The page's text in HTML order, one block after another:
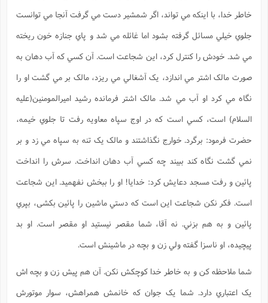
خاطر خدا، با اينکه مي تواند، اگر شمشير دست مي گرفت آنجا مي توانست
جلوي خيلي مسائل گرفته بشود اما غائله مي شد و پاي جنازه خون ريخته
مي شد. خودش را کنترل کرد، اين شجاعت است. آن کسي که آب دهان به
صورت مالک اشتر مي اندازد، يک آشغالي مي ريزد، مالک بر مي گشت او را
نگاه مي کرد او آب مي شد. مالک اشتر فرمانده رشيد اميرالمومنين(علیه
السلام) است، کسي است که در اوج سپاه معاويه رفت تا جلوي خيمه،
حضرت فرمود: برگرد. خوارج نگذاشتند و مالک يک تنه به سپاه مي زد و بر
نمي گشت نگاه کند ببيند چه کسي آب دهان انداخت. سرش را انداخت
پائين و رفت مسجد دعايش کرد: خدايا! او را ببخش نفهميد. اين شجاعت
است. فکر نکن شجاعت اين است که دستي ماشين را پائين بکشی، بپري
پائين و به هم بزني. نه آقا، شما مقصر نيستيد او مقصر است. او بد
پيچيده، او ناسزا گفته ولي زن و بچه در ماشينش است.
شما ملاحظه کن و به خاطر خدا کوچکش نکن. آن هم پيش زن و بچه اش
يک اعتباري دارد. شما يک جوان که خانمش همراهش، سوار موتورش